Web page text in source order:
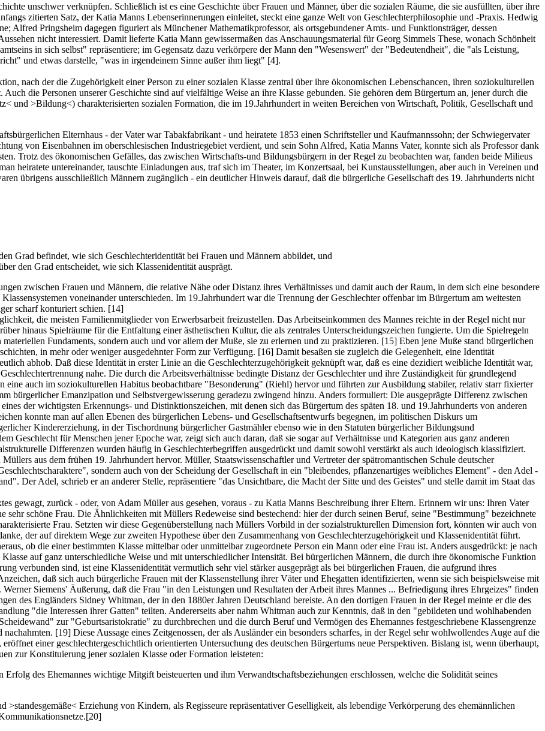
unschwer verknüpfen. Schließlich ist es eine Geschichte über Frauen und Männer, über die sozialen Räume, die sie ausfüllten, über ihre
zitierten Satz, der Katia Manns Lebenserinnerungen einleitet, steckt eine ganze Welt von Geschlechterphilosophie und -Praxis. Hedwig
Alfred Pringsheim dagegen figuriert als Münchener Mathematikprofessor, als ortsgebundener Amts- und Funktionsträger, dessen
nicht interessiert. Damit lieferte Katia Mann gewissermaßen das Anschauungsmaterial für Georg Simmels These, wonach Schönheit
in sich selbst" repräsentiere; im Gegensatz dazu verkörpere der Mann den "Wesenswert" der "Bedeutendheit", die "als Leistung,
und etwas darstelle, "was in irgendeinem Sinne außer ihm liegt" [4].
nach der die Zugehörigkeit einer Person zu einer sozialen Klasse zentral über ihre ökonomischen Lebenschancen, ihren soziokulturellen
die Personen unserer Geschichte sind auf vielfältige Weise an ihre Klasse gebunden. Sie gehören dem Bürgertum an, jener durch die
und >Bildung<) charakterisierten sozialen Formation, die im 19.Jahrhundert in weiten Bereichen von Wirtschaft, Politik, Gesellschaft und
Elternhaus - der Vater war Tabakfabrikant - und heiratete 1853 einen Schriftsteller und Kaufmannssohn; der Schwiegervater
von Eisenbahnen im oberschlesischen Industriegebiet verdient, und sein Sohn Alfred, Katia Manns Vater, konnte sich als Professor dank
Trotz des ökonomischen Gefälles, das zwischen Wirtschafts-und Bildungsbürgern in der Regel zu beobachten war, fanden beide Milieus
heiratete untereinander, tauschte Einladungen aus, traf sich im Theater, im Konzertsaal, bei Kunstausstellungen, aber auch in Vereinen und
übrigens ausschließlich Männern zugänglich - ein deutlicher Hinweis darauf, daß die bürgerliche Gesellschaft des 19. Jahrhunderts nicht
Grad befindet, wie sich Geschlechteridentität bei Frauen und Männern abbildet, und
den Grad entscheidet, wie sich Klassenidentität ausprägt.
zwischen Frauen und Männern, die relative Nähe oder Distanz ihres Verhältnisses und damit auch der Raum, in dem sich eine besondere
voneinander unterschieden. Im 19.Jahrhundert war die Trennung der Geschlechter offenbar im Bürgertum am weitesten
scharf konturiert schien. [14]
die meisten Familienmitglieder von Erwerbsarbeit freizustellen. Das Arbeitseinkommen des Mannes reichte in der Regel nicht nur
hinaus Spielräume für die Entfaltung einer ästhetischen Kultur, die als zentrales Unterscheidungszeichen fungierte. Um die Spielregeln
Fundaments, sondern auch und vor allem der Muße, sie zu erlernen und zu praktizieren. [15] Eben jene Muße stand bürgerlichen
in mehr oder weniger ausgedehnter Form zur Verfügung. [16] Damit besaßen sie zugleich die Gelegenheit, eine Identität
abhob. Daß diese Identität in erster Linie an die Geschlechterzugehörigkeit geknüpft war, daß es eine dezidiert weibliche Identität war,
nahe. Die durch die Arbeitsverhältnisse bedingte Distanz der Geschlechter und ihre Zuständigkeit für grundlegend
eine auch im soziokulturellen Habitus beobachtbare "Besonderung" (Riehl) hervor und führten zur Ausbildung stabiler, relativ starr fixierter
bürgerlicher Emanzipation und Selbstvergewisserung geradezu zwingend hinzu. Anders formuliert: Die ausgeprägte Differenz zwischen
der wichtigsten Erkennungs- und Distinktionszeichen, mit denen sich das Bürgertum des späten 18. und 19.Jahrhunderts von anderen
konnte man auf allen Ebenen des bürgerlichen Lebens- und Gesellschaftsentwurfs begegnen, im politischen Diskurs um
Kindererziehung, in der Tischordnung bürgerlicher Gastmähler ebenso wie in den Statuten bürgerlicher Bildungsund
Geschlecht für Menschen jener Epoche war, zeigt sich auch daran, daß sie sogar auf Verhältnisse und Kategorien aus ganz anderen
Differenzen wurden häufig in Geschlechterbegriffen ausgedrückt und damit sowohl verstärkt als auch ideologisch klassifiziert.
aus dem frühen 19. Jahrhundert hervor. Müller, Staatswissenschaftler und Vertreter der spätromantischen Schule deutscher
sondern auch von der Scheidung der Gesellschaft in ein "bleibendes, pflanzenartiges weibliches Element" - den Adel -
Der Adel, schrieb er an anderer Stelle, repräsentiere "das Unsichtbare, die Macht der Sitte und des Geistes" und stelle damit im Staat das
gewagt, zurück - oder, von Adam Müller aus gesehen, voraus - zu Katia Manns Beschreibung ihrer Eltern. Erinnern wir uns: Ihren Vater
sehr schöne Frau. Die Ähnlichkeiten mit Müllers Redeweise sind bestechend: hier der durch seinen Beruf, seine "Bestimmung" bezeichnete
Frau. Setzten wir diese Gegenüberstellung nach Müllers Vorbild in der sozialstrukturellen Dimension fort, könnten wir auch von
der auf direktem Wege zur zweiten Hypothese über den Zusammenhang von Geschlechterzugehörigkeit und Klassenidentität führt.
ob die einer bestimmten Klasse mittelbar oder unmittelbar zugeordnete Person ein Mann oder eine Frau ist. Anders ausgedrückt: je nach
auf ganz unterschiedliche Weise und mit unterschiedlicher Intensität. Bei bürgerlichen Männern, die durch ihre ökonomische Funktion
verbunden sind, ist eine Klassenidentität vermutlich sehr viel stärker ausgeprägt als bei bürgerlichen Frauen, die aufgrund ihres
daß sich auch bürgerliche Frauen mit der Klassenstellung ihrer Väter und Ehegatten identifizierten, wenn sie sich beispielsweise mit
Siemens' Äußerung, daß die Frau "in den Leistungen und Resultaten der Arbeit ihres Mannes ... Befriedigung ihres Ehrgeizes" finden
des Engländers Sidney Whitman, der in den 1880er Jahren Deutschland bereiste. An den dortigen Frauen in der Regel meinte er die des
"die Interessen ihrer Gatten" teilten. Andererseits aber nahm Whitman auch zur Kenntnis, daß in den "gebildeten und wohlhabenden
zur "Geburtsaristokratie" zu durchbrechen und die durch Beruf und Vermögen des Ehemannes festgeschriebene Klassengrenze
nachahmten. [19] Diese Aussage eines Zeitgenossen, der als Ausländer ein besonders scharfes, in der Regel sehr wohlwollendes Auge auf die
einer geschlechtergeschichtlich orientierten Untersuchung des deutschen Bürgertums neue Perspektiven. Bislang ist, wenn überhaupt,
zur Konstituierung jener sozialen Klasse oder Formation leisteten:
des Ehemannes wichtige Mitgift beisteuerten und ihm Verwandtschaftsbeziehungen erschlossen, welche die Solidität seines
Erziehung von Kindern, als Regisseure repräsentativer Geselligkeit, als lebendige Verkörperung des ehemännlichen
[20]